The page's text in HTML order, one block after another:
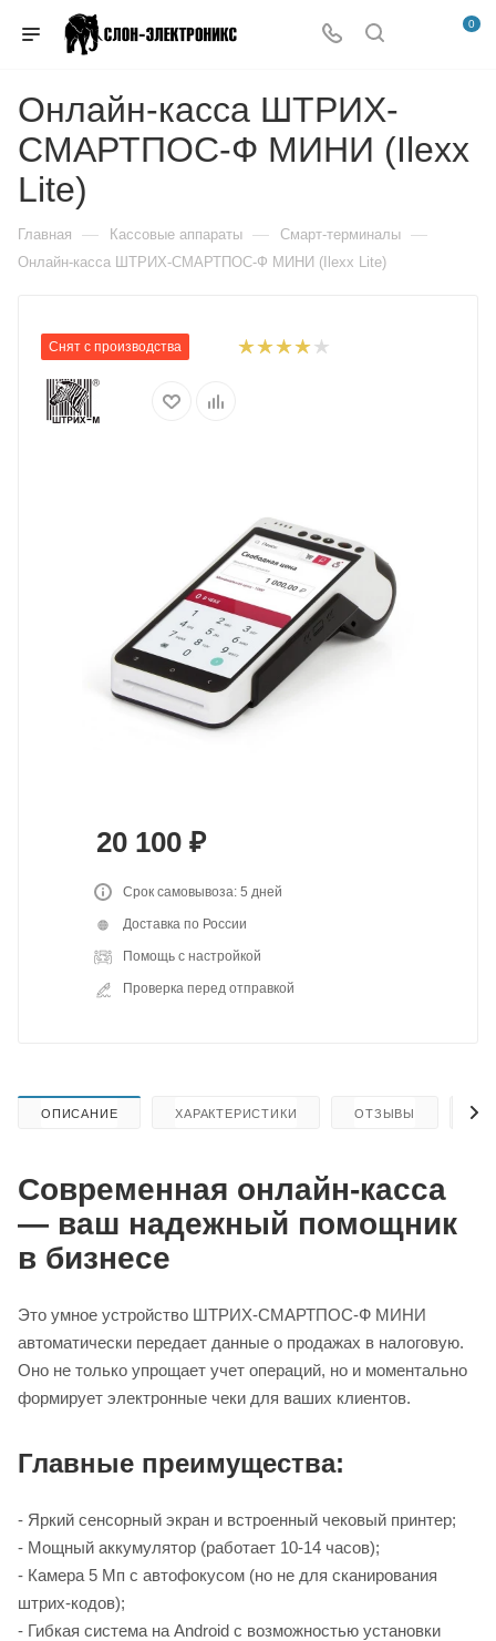
0
Онлайн-касса ШТРИХ-
СМАРТПОС-Ф МИНИ (Ilexx
Lite)
Главная — Кассовые аппараты — Смарт-терминалы —
Онлайн-касса ШТРИХ-СМАРТПОС-Ф МИНИ (Ilexx Lite)
Снят с производства
20 100 ₽
Срок самовывоза: 5 дней
Доставка по России
Помощь с настройкой
Проверка перед отправкой
ОПИСАНИЕ ХАРАКТЕРИСТИКИ ОТЗЫВЫ
Современная онлайн-касса
— ваш надежный помощник
в бизнесе
Это умное устройство ШТРИХ-СМАРТПОС-Ф МИНИ
автоматически передает данные о продажах в налоговую.
Оно не только упрощает учет операций, но и моментально
формирует электронные чеки для ваших клиентов.
Главные преимущества:
- Яркий сенсорный экран и встроенный чековый принтер;
- Мощный аккумулятор (работает 10-14 часов);
- Камера 5 Мп с автофокусом (но не для сканирования
штрих-кодов);
- Гибкая система на Android с возможностью установки